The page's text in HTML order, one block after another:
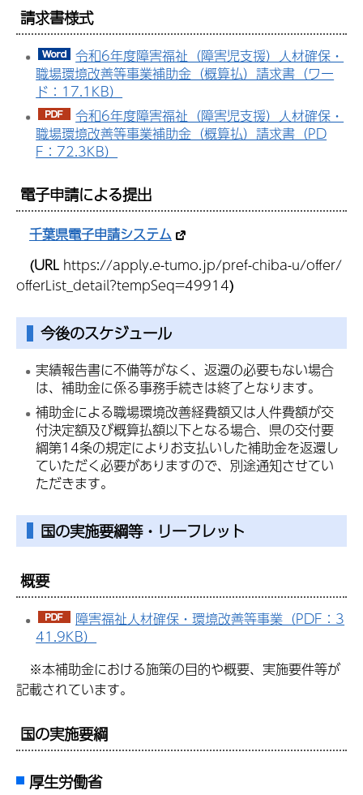
請求書様式
令和6年度障害福祉（障害児支援）人材確保・
職場環境改善等事業補助金（概算払）請求書（ワー
ド：17.1KB）
令和6年度障害福祉（障害児支援）人材確保・
職場環境改善等事業補助金（概算払）請求書（PD
F：72.3KB）
電子申請による提出
千葉県電子申請システム
(URL https://apply.e-tumo.jp/pref-chiba-u/offer/
offerList_detail?tempSeq=49914)
今後のスケジュール
実績報告書に不備等がなく、返還の必要もない場合
は、補助金に係る事務手続きは終了となります。
補助金による職場環境改善経費額又は人件費額が交
付決定額及び概算払額以下となる場合、県の交付要
綱第14条の規定によりお支払いした補助金を返還し
ていただく必要がありますので、別途通知させてい
ただきます。
国の実施要綱等・リーフレット
概要
障害福祉人材確保・環境改善等事業（PDF：3
41.9KB）
※本補助金における施策の目的や概要、実施要件等が
記載されています。
国の実施要綱
厚生労働省